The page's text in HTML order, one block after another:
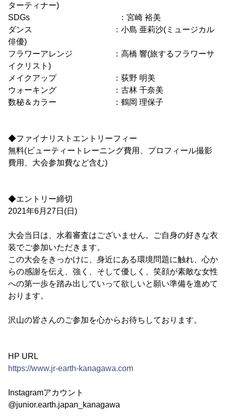
ターティナー)
SDGs ：宮崎 裕美
ダンス ：小島 亜莉沙(ミュージカル
俳優)
フラワーアレンジ ：高橋 響(旅するフラワーサ
イクリスト)
メイクアップ ：荻野 明美
ウォーキング ：古林 千奈美
数秘＆カラー ：鶴岡 理保子
◆ファイナリストエントリーフィー
無料(ビューティートレーニング費用、プロフィール撮影
費用、大会参加費など含む)
◆エントリー締切
2021年6月27日(日)
大会当日は、水着審査はございません。ご自身の好きな衣
装でご参加いただきます。
この大会をきっかけに、身近にある環境問題に触れ、心か
らの感謝を伝え、強く、そして優しく、笑顔が素敵な女性
への第一歩を踏み出していって欲しいと願い準備を進めて
おります。
沢山の皆さんのご参加を心からお待ちしております。
HP URL
https://www.jr-earth-kanagawa.com
Instagramアカウント
@junior.earth.japan_kanagawa